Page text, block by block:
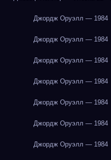
Джордж Оруэлл — 1984
Джордж Оруэлл — 1984
Джордж Оруэлл — 1984
Джордж Оруэлл — 1984
Джордж Оруэлл — 1984
Джордж Оруэлл — 1984
Джордж Оруэлл — 1984